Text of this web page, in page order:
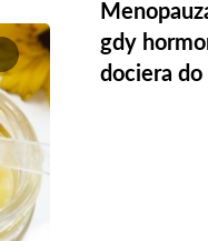
gdy
dociera do